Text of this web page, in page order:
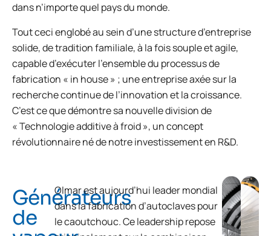
dans n’importe quel pays du monde.
Tout ceci englobé au sein d’une structure d’entreprise
solide, de tradition familiale, à la fois souple et agile,
capable d’exécuter l’ensemble du processus de
fabrication « in house » ; une entreprise axée sur la
recherche continue de l’innovation et la croissance.
C’est ce que démontre sa nouvelle division de
« Technologie additive à froid », un concept
révolutionnaire né de notre investissement en R&D.
Générateurs
de
Olmar est aujourd’hui leader mondial
dans la fabrication d’autoclaves pour
le caoutchouc. Ce leadership repose